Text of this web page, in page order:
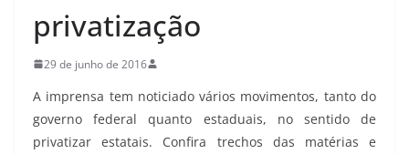
privatização
29 de junho de 2016
A imprensa tem noticiado vários movimentos, tanto do
governo federal quanto estaduais, no sentido de
privatizar estatais. Confira trechos das matérias e